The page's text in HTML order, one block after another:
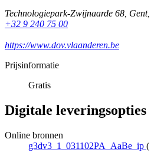
Technologiepark-Zwijnaarde 68, Gent,
+32 9 240 75 00
https://www.dov.vlaanderen.be
Prijsinformatie
Gratis
Digitale leveringsopties
Online bronnen
g3dv3_1_031102PA_AaBe_ip (